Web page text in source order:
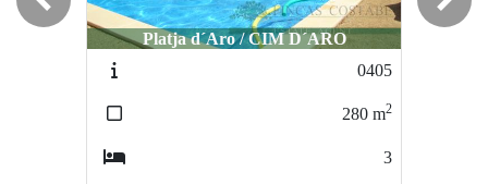
Platja d´Aro / CIM D´ARO
m2
Platja d´Aro / Urbanización Mas Ros
Previous Next